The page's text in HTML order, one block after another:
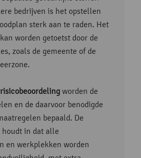
bedrijven is het opstellen
sterk aan te raden. Het
worden getoetst door de
zoals de gemeente of de
risicobeoordeling worden de
en de daarvoor benodigde
bepaald. De
in dat alle
en werkplekken worden